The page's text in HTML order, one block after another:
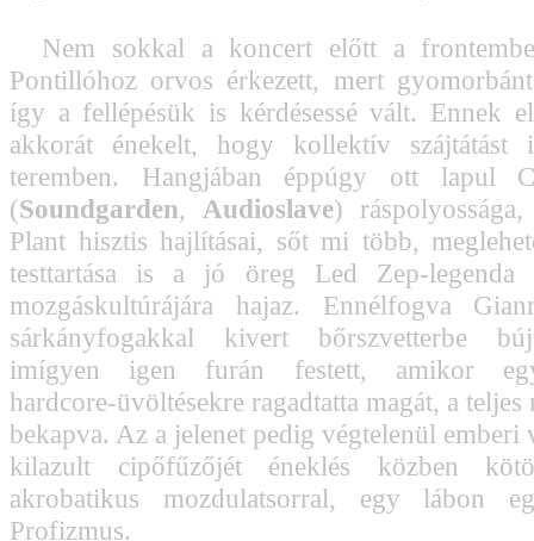
Nem sokkal a koncert előtt a
Pontillóhoz orvos érkezett, mert
így a fellépésük is kérdésessé vált. Ennek
akkorát énekelt, hogy kollektív szájtátást
teremben. Hangjában éppúgy ott lapul
(Soundgarden, Audioslave)
Plant hisztis hajlításai, sőt mi több,
testtartása is a jó öreg Led Zep-legenda
mozgáskultúrájára hajaz. Ennélfogva
sárkányfogakkal kivert bőrszvetterbe
imígyen igen furán festett, amikor
hardcore-üvöltésekre ragadtatta magát, a
bekapva. Az a jelenet pedig végtelenül emberi
kilazult cipőfűzőjét éneklés közben
akrobatikus mozdulatsorral, egy lábon
Profizmus.